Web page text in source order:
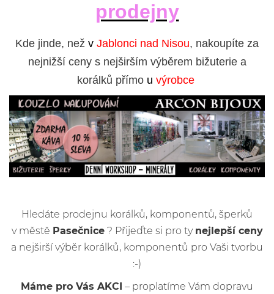
prodejny
Kde jinde, než v Jablonci nad Nisou, nakoupíte za
nejnižší ceny s nejširším výběrem bižuterie a
korálků přímo u výrobce
Hledáte prodejnu korálků, komponentů, šperků
v městě Pasečnice? Přijeďte si pro ty nejlepší ceny
a nejširší výběr korálků, komponentů pro Vaši tvorbu
:-)
Máme pro Vás AKCI – proplatíme Vám dopravu